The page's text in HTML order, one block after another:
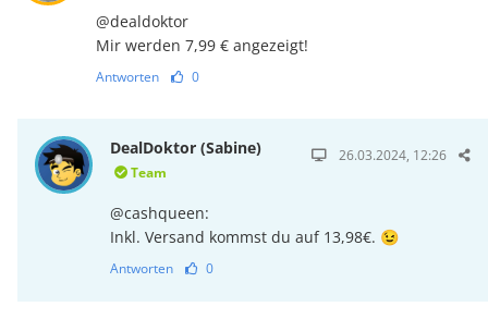
@dealdoktor
Mir werden 7,99 € angezeigt!
Antworten 0
DealDoktor (Sabine)
Team
26.03.2024, 12:26
@cashqueen:
Inkl. Versand kommst du auf 13,98€. 😉
Antworten 0